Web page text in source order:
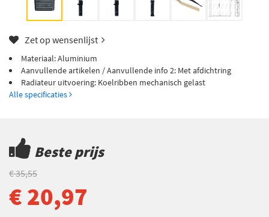
Zet op wensenlijst
Materiaal: Aluminium
Aanvullende artikelen / Aanvullende info 2: Met afdichtring
Radiateur uitvoering: Koelribben mechanisch gelast
Alle specificaties
Beste prijs
€ 35,55
€ 20,97